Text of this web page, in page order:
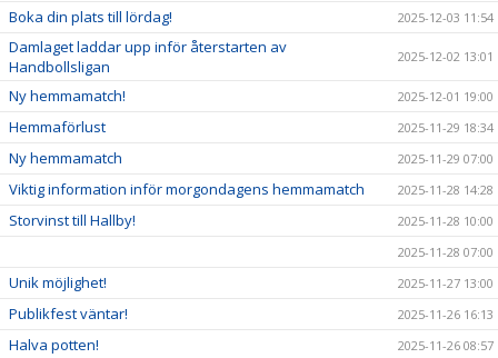
Boka din plats till lördag! 2025-12-03 11:54
Damlaget laddar upp inför återstarten av
Handbollsligan
2025-12-02 13:01
Ny hemmamatch! 2025-12-01 19:00
Hemmaförlust 2025-11-29 18:34
Ny hemmamatch 2025-11-29 07:00
Viktig information inför morgondagens hemmamatch 2025-11-28 14:28
Storvinst till Hallby!
2025-11-28 10:00
2025-11-28 07:00
Unik möjlighet! 2025-11-27 13:00
Publikfest väntar! 2025-11-26 16:13
Halva potten! 2025-11-26 08:57